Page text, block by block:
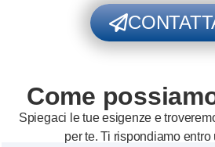
Come
Spiegaci le tue esigenze e
per te. Ti rispondiamo entro